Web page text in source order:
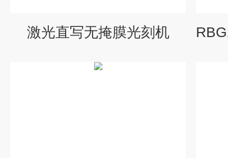
激光直写无掩膜光刻机